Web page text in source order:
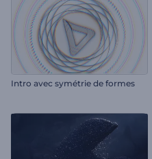
Intro avec symétrie de formes